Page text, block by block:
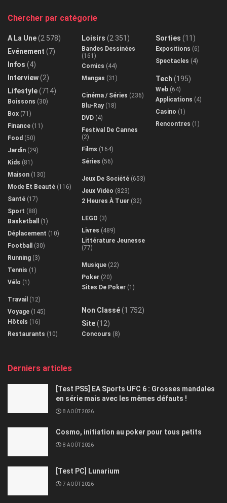
Chercher par catégorie
A La Une(2 578)
Evénement (7)
Infos (4)
Interview(2)
Lifestyle(714)
Boissons (30)
Box (71)
Finance (11)
Food (50)
Jardin (29)
Kids (81)
Maison (130)
Mode Et Beauté (116)
Santé (17)
Sport (88)
Basketball
(1)
Déplacement (10)
Football
(30)
Running (3)
Tennis (1)
Vélo (1)
Travail (12)
Voyage (145)
Hôtels (16)
Restaurants (10)
Loisirs (2 351)
Bandes Dessinées
(161)
Comics (44)
Mangas (31)
Cinéma / Séries (236)
Blu-Ray(18)
DVD (4)
Festival De Cannes
(2)
Films (164)
Séries (56)
Jeux De Société (653)
Jeux Vidéo (823)
2 Heures À Tuer (32)
LEGO (3)
Livres (489)
Littérature Jeunesse
(77)
Musique (22)
Poker (20)
Sites De Poker (1)
Non Classé(1 752)
Site(12)
Concours (8)
Sorties (11)
Expositions (6)
Spectacles (4)
Tech (195)
Web (64)
Applications (4)
Casino (1)
Rencontres (1)
Derniers articles
[Test PS5] EA Sports UFC 6 : Grosses mandales
en série mais avec les mêmes défauts !
8 AOÛT 2026
Cosmo, initiation au poker pour tous petits
8 AOÛT 2026
[Test PC] Lunarium
7 AOÛT 2026